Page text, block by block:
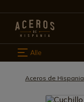
Alle
Aceros de Hispania